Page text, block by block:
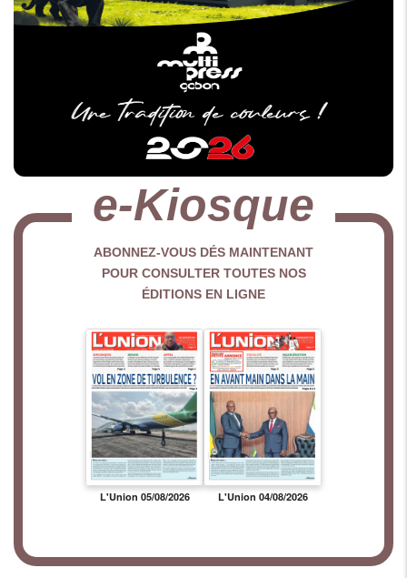
e-Kiosque
ABONNEZ-VOUS DÉS MAINTENANT
POUR CONSULTER TOUTES NOS
ÉDITIONS EN LIGNE